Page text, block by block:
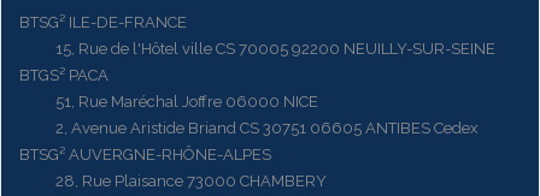
BTSG² ILE-DE-FRANCE
15, Rue de l'Hôtel ville CS 70005 92200 NEUILLY-SUR-SEINE
BTGS² PACA
51, Rue Maréchal Joffre 06000 NICE
2, Avenue Aristide Briand CS 30751 06605 ANTIBES Cedex
BTSG² AUVERGNE-RHÔNE-ALPES
28, Rue Plaisance 73000 CHAMBERY